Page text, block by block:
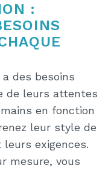
:
des besoins
de leurs attentes
en fonction
leur style de
exigences.
mesure, vous